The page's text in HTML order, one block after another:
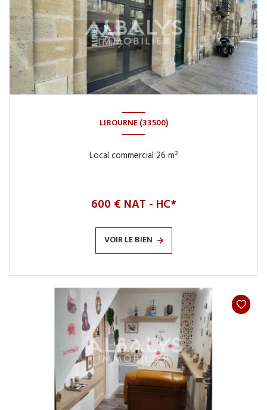
LIBOURNE (33500)
Local commercial 26 m²
600 € NAT - HC*
VOIR LE BIEN